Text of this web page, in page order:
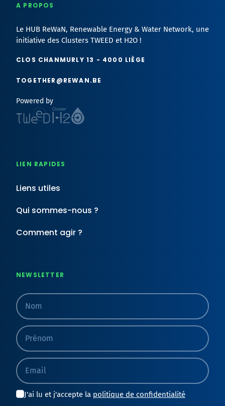
A PROPOS
Le HUB ReWaN, Renewable Energy & Water Network, une
initiative des Clusters TWEED et H2O !
CLOS CHANMURLY 13 - 4000 LIÈGE
TOGETHER@REWAN.BE
Powered by
LIEN RAPIDES
Liens utiles
Qui sommes-nous ?
Comment agir ?
NEWSLETTER
Nom
Prénom
Email
J'ai lu et j'accepte la politique de confidentialité